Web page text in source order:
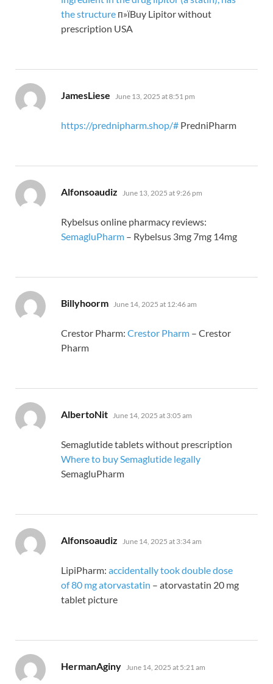
the structure п»їBuy Lipitor without
prescription USA
JamesLiese says:
June 13, 2025 at 8:51 pm
https://prednipharm.shop/# PredniPharm
Alfonsoaudiz says:
June 13, 2025 at 9:26 pm
Rybelsus online pharmacy reviews:
SemagluPharm – Rybelsus 3mg 7mg 14mg
Billyhoorm says:
June 14, 2025 at 12:46 am
Crestor Pharm: Crestor Pharm – Crestor
Pharm
AlbertoNit says:
June 14, 2025 at 3:05 am
Semaglutide tablets without prescription
Where to buy Semaglutide legally
SemagluPharm
Alfonsoaudiz says:
June 14, 2025 at 3:34 am
LipiPharm: accidentally took double dose
of 80 mg atorvastatin – atorvastatin 20 mg
tablet picture
HermanAginy says:
June 14, 2025 at 5:21 am